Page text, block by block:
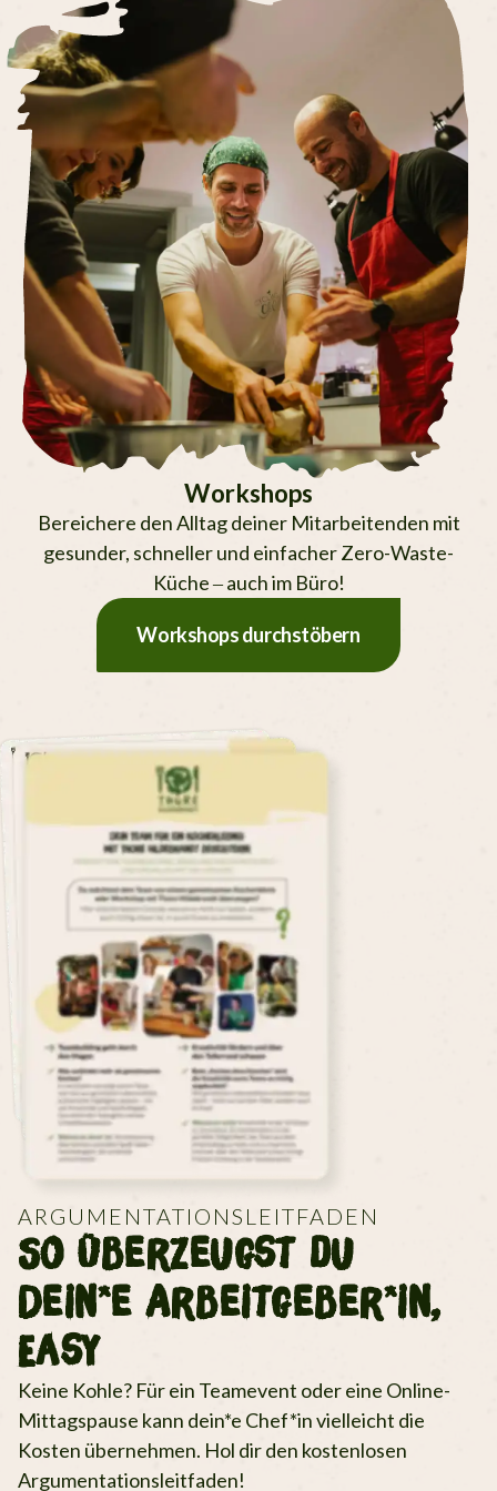
Workshops
Bereichere den Alltag deiner Mitar­bei­ten­den mit
gesunder, schneller und einfacher Zero-Waste-
Küche – auch im Büro!
Workshops durchstöbern
ARGUMENTATIONSLEITFADEN
So Überzeugst du
Dein*e Arbeitgeber*in,
Easy
Keine Kohle? Für ein Teamevent oder eine Online-
Mittagspause kann dein*e Chef*in vielleicht die
Kosten übernehmen. Hol dir den kostenlosen
Argumentationsleitfaden!